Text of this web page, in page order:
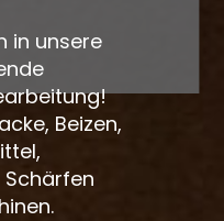
in unsere
Beizen,
Schärfen